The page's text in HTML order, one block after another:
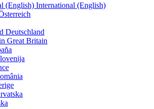
International (English)
Deutschland
Great Britain